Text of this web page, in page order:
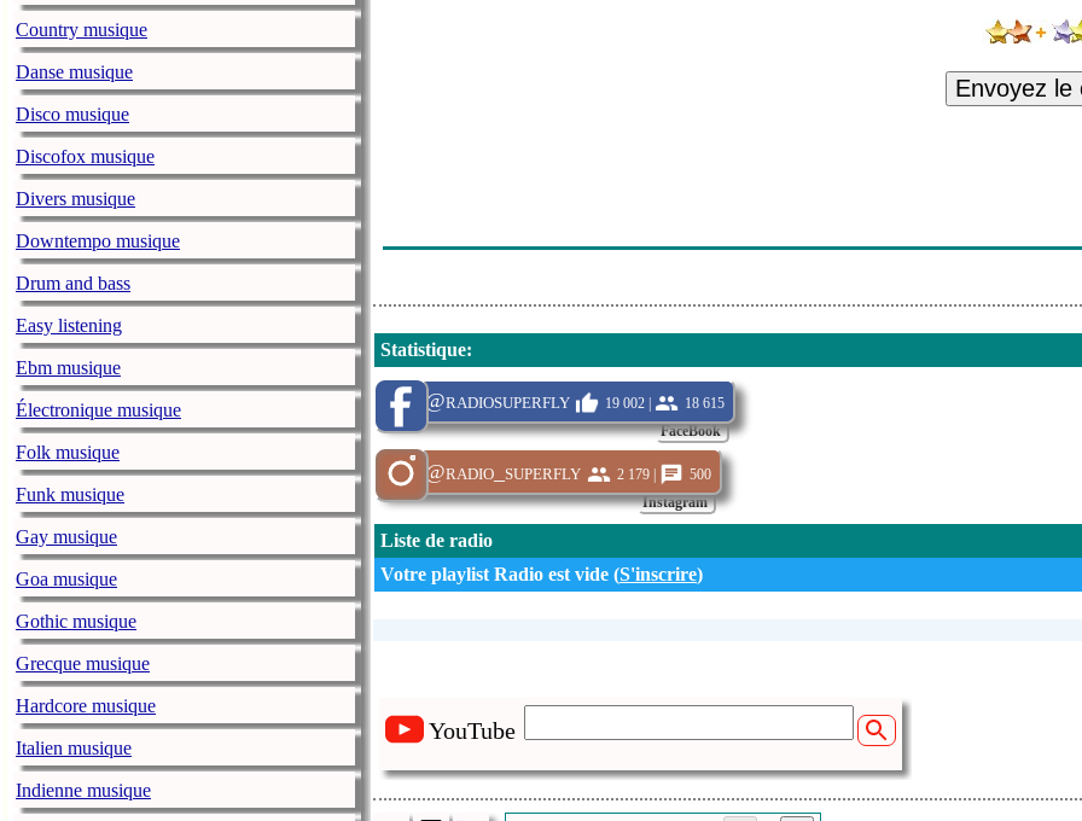
Country musique
Danse musique
Disco musique
Discofox musique
Divers musique
Downtempo musique
Drum and bass
Easy listening
Ebm musique
Électronique musique
Folk musique
Funk musique
Gay musique
Goa musique
Gothic musique
Grecque musique
Hardcore musique
Italien musique
Indienne musique
Envoyez le
Statistique:
FaceBook
@radiosuperfly 19 002 | 18 615
Instagram
@radio_superfly 2 179 | 500
Liste de radio
Votre playlist Radio est vide (S'inscrire)
YouTube